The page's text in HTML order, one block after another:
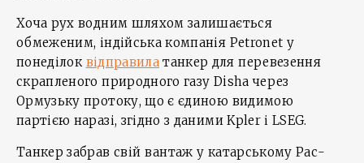
Хоча рух водним шляхом залишається
обмеженим, індійська компанія Petronet у
понеділок відправила танкер для перевезення
скрапленого природного газу Disha через
Ормузьку протоку, що є єдиною видимою
партією наразі, згідно з даними Kpler і LSEG.
Танкер забрав свій вантаж у катарському Рас-